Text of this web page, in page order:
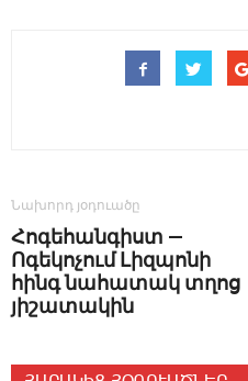
Նախորդ յօդուածը
Հոգեհանգիստ —
Ոգեկոչում ­Լիզպոնի
հինգ նահատակ տղոց
յիշատակին